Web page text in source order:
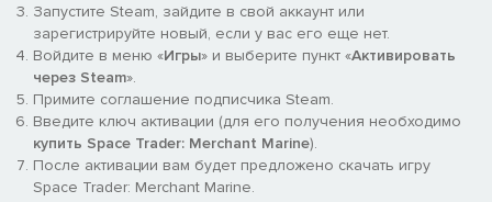
Запустите Steam, зайдите в свой аккаунт или
зарегистрируйте новый, если у вас его еще нет.
Войдите в меню «Игры» и выберите пункт «Активировать
через Steam».
Примите соглашение подписчика Steam.
Введите ключ активации (для его получения необходимо
купить Space Trader: Merchant Marine).
После активации вам будет предложено скачать игру
Space Trader: Merchant Marine.